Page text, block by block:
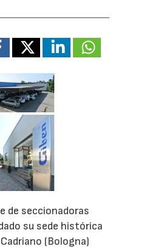
de seccionadoras
su sede histórica
(Bologna)